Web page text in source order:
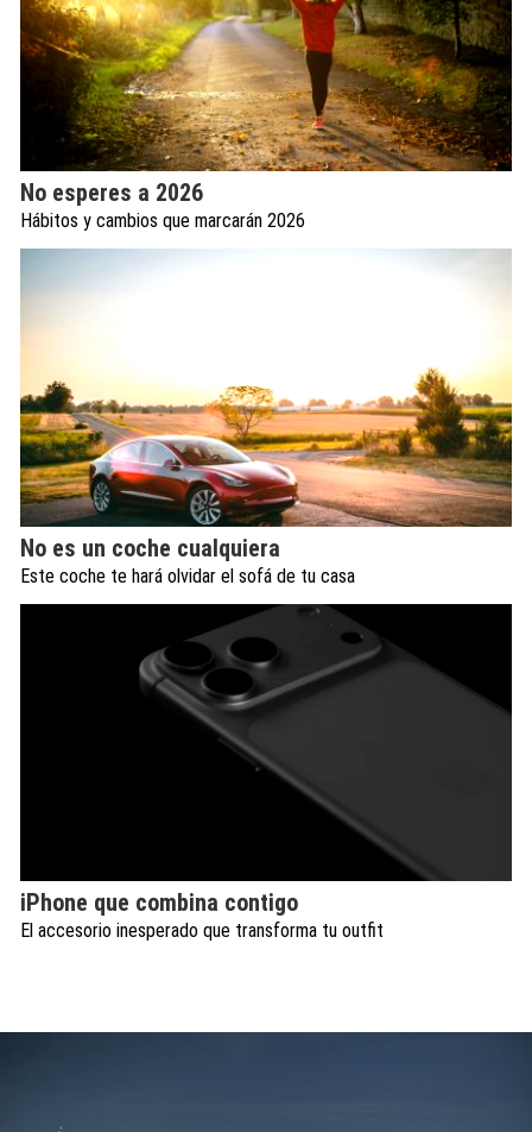
No esperes a 2026
Hábitos y cambios que marcarán 2026
No es un coche cualquiera
Este coche te hará olvidar el sofá de tu casa
iPhone que combina contigo
El accesorio inesperado que transforma tu outfit